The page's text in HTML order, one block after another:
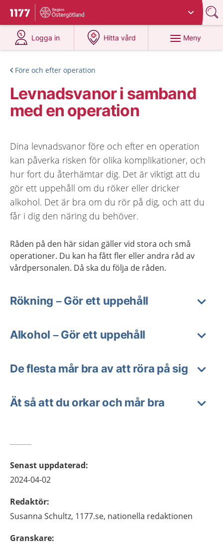
Till startsidan för 1177
Du har valt region
Logga in
på 1177.se
Hitta vård
på 1177.se
Meny
Före och efter operation
Levnadsvanor i samband
med en operation
Dina levnadsvanor före och efter en operation
kan påverka risken för olika komplikationer, och
hur fort du återhämtar dig. Det är viktigt att du
gör ett uppehåll om du röker eller dricker
alkohol. Det är bra om du rör på dig, och att du
får i dig den näring du behöver.
Råden på den här sidan gäller vid stora och små
operationer. Du kan ha fått fler eller andra råd av
vårdpersonalen. Då ska du följa de råden.
Rökning – Gör ett uppehåll
Alkohol – Gör ett uppehåll
De flesta mår bra av att röra på sig
Ät så att du orkar och mår bra
Senast uppdaterad:
2024-04-02
Redaktör:
Susanna Schultz, 1177.se, nationella redaktionen
Granskare: